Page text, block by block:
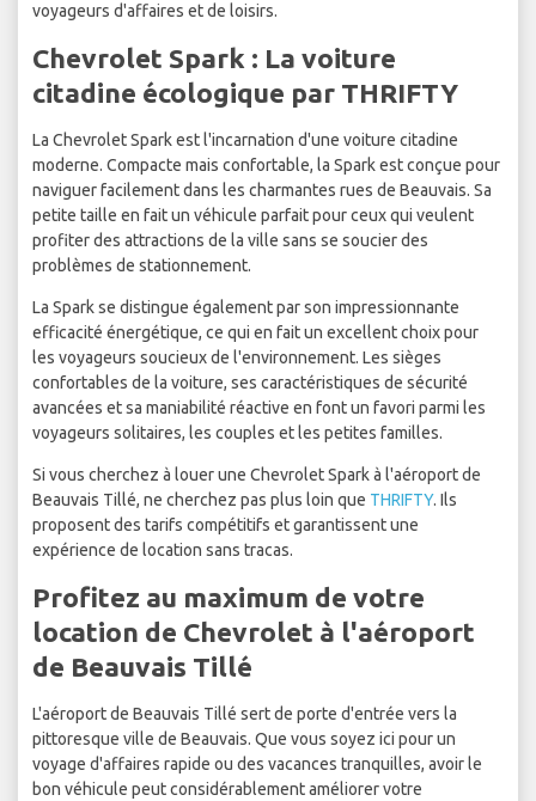
voyageurs d'affaires et de loisirs.
Chevrolet Spark : La voiture
citadine écologique par THRIFTY
La Chevrolet Spark est l'incarnation d'une voiture citadine
moderne. Compacte mais confortable, la Spark est conçue pour
naviguer facilement dans les charmantes rues de Beauvais. Sa
petite taille en fait un véhicule parfait pour ceux qui veulent
profiter des attractions de la ville sans se soucier des
problèmes de stationnement.
La Spark se distingue également par son impressionnante
efficacité énergétique, ce qui en fait un excellent choix pour
les voyageurs soucieux de l'environnement. Les sièges
confortables de la voiture, ses caractéristiques de sécurité
avancées et sa maniabilité réactive en font un favori parmi les
voyageurs solitaires, les couples et les petites familles.
Si vous cherchez à louer une Chevrolet Spark à l'aéroport de
Beauvais Tillé, ne cherchez pas plus loin que THRIFTY. Ils
proposent des tarifs compétitifs et garantissent une
expérience de location sans tracas.
Profitez au maximum de votre
location de Chevrolet à l'aéroport
de Beauvais Tillé
L'aéroport de Beauvais Tillé sert de porte d'entrée vers la
pittoresque ville de Beauvais. Que vous soyez ici pour un
voyage d'affaires rapide ou des vacances tranquilles, avoir le
bon véhicule peut considérablement améliorer votre